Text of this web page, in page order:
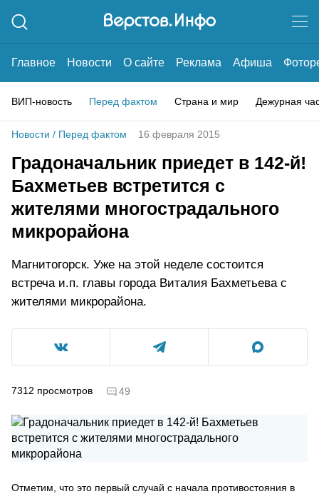
Главное Новости О сайте Реклама Афиша
ВИП-новость Перед фактом Страна и мир Дежурная
Новости / Перед фактом 16 февраля 2015
Градоначальник приедет в 142-й!
Бахметьев встретится с
жителями многострадального
микрорайона
Магнитогорск. Уже на этой неделе состоится
встреча и.п. главы города Виталия Бахметьева с
жителями микрорайона.
7312 просмотров 49
Отметим, что это первый случай с начала противостояния в